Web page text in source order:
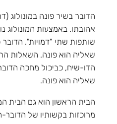
הדובר בשיר פונה במונולוג
אהובתו. באמצעות
שותפות שתי "דמויות".
שאליה הוא פונה. השאלות
הדו-שיח, כביכול מחכה
שאליה הוא פונה.
הבית הראשון הוא גם הבית
מרוכזות בקשותיו של